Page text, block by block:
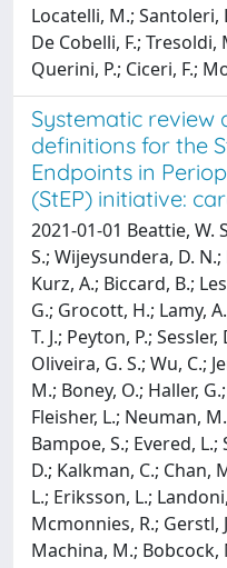
Locatelli, M.; Santoleri,
De Cobelli, F.;
Querini, P.; Ciceri, F.;
Systematic review
definitions for the
Endpoints in
(StEP) initiative:
2021-01-01 Beattie, W.
S.; Wijeysundera, D. N.;
Kurz, A.; Biccard, B.;
G.; Grocott, H.; Lamy,
T. J.; Peyton, P.;
Oliveira, G. S.; Wu, C.;
M.; Boney, O.; Haller,
Fleisher, L.; Neuman,
Bampoe, S.; Evered,
D.; Kalkman, C.; Chan,
L.; Eriksson, L.;
Mcmonnies, R.; Gerstl,
Machina, M.; Bobcock,